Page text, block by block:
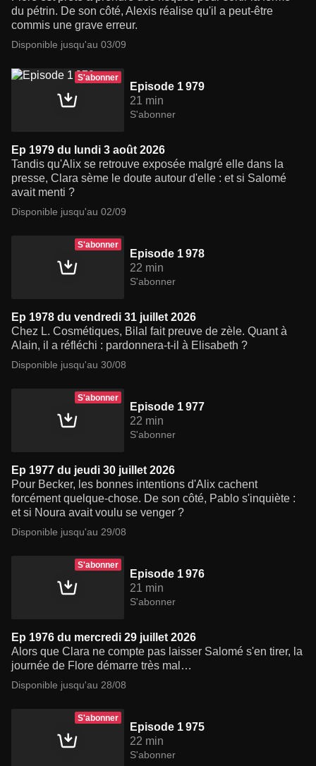
du pétrin. De son côté, Alexis réalise qu'il a peut-être
commis une grave erreur.
Disponible jusqu'au 03/09
S'abonner
Episode 1 979
21 min
S'abonner
Ep 1979 du lundi 3 août 2026
Tandis qu'Alix se retrouve exposée malgré elle dans la
presse, Clara sème le doute autour d'elle : et si Salomé
avait menti ?
Disponible jusqu'au 02/09
S'abonner
Episode 1 978
22 min
S'abonner
Ep 1978 du vendredi 31 juillet 2026
Chez L. Cosmétiques, Bilal fait preuve de zèle. Quant à
Alain, il a réfléchi : pardonnera-t-il à Elisabeth ?
Disponible jusqu'au 30/08
S'abonner
Episode 1 977
22 min
S'abonner
Ep 1977 du jeudi 30 juillet 2026
Pour Becker, les bonnes intentions d'Alix cachent
forcément quelque-chose. De son côté, Pablo s'inquiète :
et si Noura avait voulu se venger ?
Disponible jusqu'au 29/08
S'abonner
Episode 1 976
21 min
S'abonner
Ep 1976 du mercredi 29 juillet 2026
Alors que Clara ne compte pas laisser Salomé s'en tirer, la
journée de Flore démarre très mal…
Disponible jusqu'au 28/08
S'abonner
Episode 1 975
22 min
S'abonner